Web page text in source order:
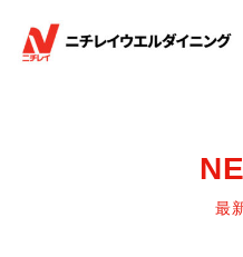
最